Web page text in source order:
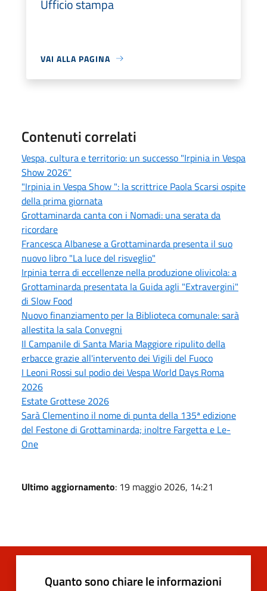
Ufficio stampa
VAI ALLA PAGINA
Contenuti correlati
Vespa, cultura e territorio: un successo "Irpinia in Vespa
Show 2026"
"Irpinia in Vespa Show ": la scrittrice Paola Scarsi ospite
della prima giornata
Grottaminarda canta con i Nomadi: una serata da
ricordare
Francesca Albanese a Grottaminarda presenta il suo
nuovo libro "La luce del risveglio"
Irpinia terra di eccellenze nella produzione olivicola: a
Grottaminarda presentata la Guida agli "Extravergini"
di Slow Food
Nuovo finanziamento per la Biblioteca comunale: sarà
allestita la sala Convegni
Il Campanile di Santa Maria Maggiore ripulito della
erbacce grazie all'intervento dei Vigili del Fuoco
I Leoni Rossi sul podio dei Vespa World Days Roma
2026
Estate Grottese 2026
Sarà Clementino il nome di punta della 135ª edizione
del Festone di Grottaminarda; inoltre Fargetta e Le-
One
Ultimo aggiornamento: 19 maggio 2026, 14:21
Quanto sono chiare le informazioni